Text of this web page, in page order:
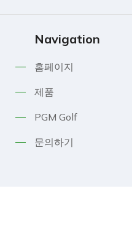
Navigation
홈페이지
제품
PGM Golf
문의하기